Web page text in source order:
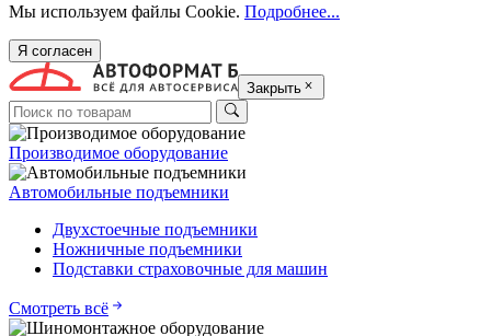
Мы используем файлы Cookie. Подробнее...
Я согласен
Закрыть
Производимое оборудование
Автомобильные подъемники
Двухстоечные подъемники
Ножничные подъемники
Подставки страховочные для машин
Смотреть всё